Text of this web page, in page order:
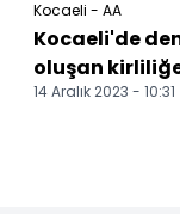
Kocaeli - AA
Kocaeli'de
oluşan
inceleme
14 Aralık 2023 - 10:31